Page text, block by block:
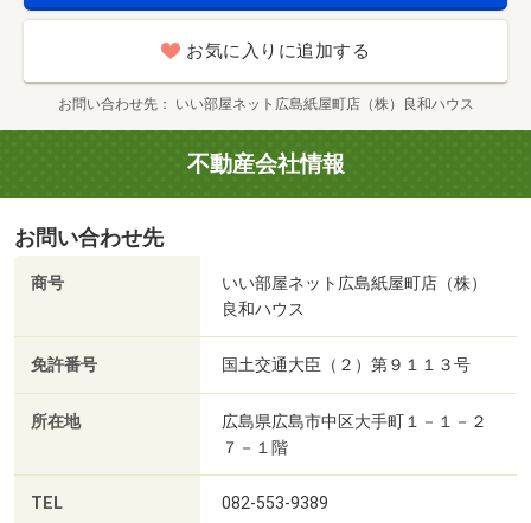
お気に入りに追加する
お問い合わせ先 いい部屋ネット広島紙屋町店（株）良和ハウス
不動産会社情報
お問い合わせ先
商号
いい部屋ネット広島紙屋町店（株）
良和ハウス
免許番号 国土交通大臣（２）第９１１３号
所在地
広島県広島市中区大手町１－１－２
７－１階
TEL 082-553-9389